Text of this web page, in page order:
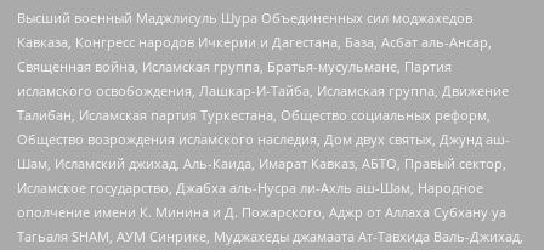
Высший военный Маджлисуль Шура Объединенных сил моджахедов
Кавказа, Конгресс народов Ичкерии и Дагестана, База, Асбат аль-Ансар,
Священная война, Исламская группа, Братья-мусульмане, Партия
исламского освобождения, Лашкар-И-Тайба, Исламская группа, Движение
Талибан, Исламская партия Туркестана, Общество социальных реформ,
Общество возрождения исламского наследия, Дом двух святых, Джунд аш-
Шам, Исламский джихад, Аль-Каида, Имарат Кавказ, АБТО, Правый сектор,
Исламское государство, Джабха аль-Нусра ли-Ахль аш-Шам, Народное
ополчение имени К. Минина и Д. Пожарского, Аджр от Аллаха Субхану уа
Тагьаля SHAM, АУМ Синрике, Муджахеды джамаата Ат-Тавхида Валь-Джихад,